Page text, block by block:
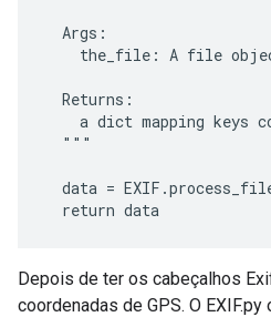
  Args:
the_file: A file
  Returns:
a dict mapping keys
  """
data =
  return data
Depois de ter os cabeçalhos
coordenadas de GPS. O